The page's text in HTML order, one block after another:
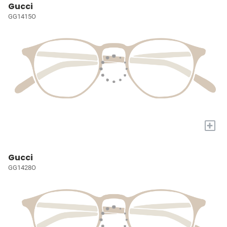
Gucci
GG1415O
+
Gucci
GG1428O